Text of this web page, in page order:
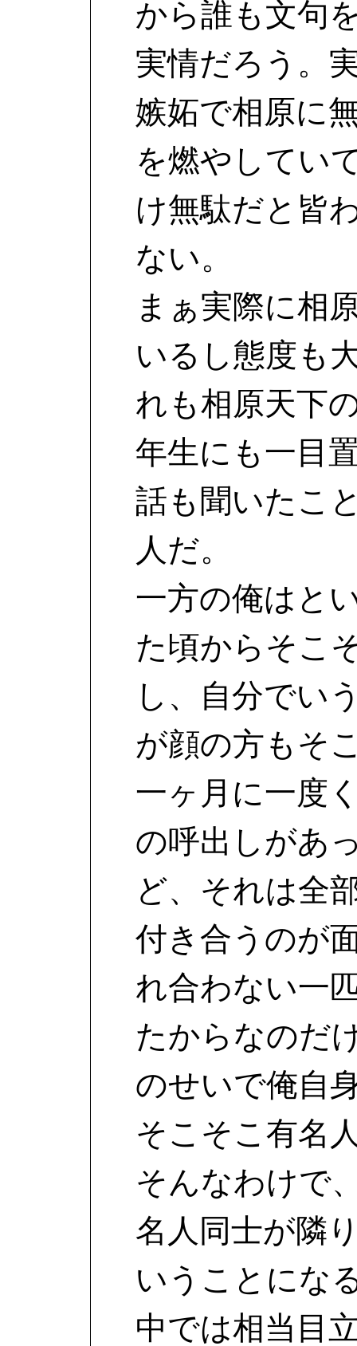
から誰も文句
実情だろう。
嫉妬で相原に
を燃やしてい
け無駄だと皆
ない。
まぁ実際に相
いるし態度も
れも相原天下
年生にも一目
話も聞いたこ
人だ。
一方の俺はと
た頃からそこ
し、自分でい
が顔の方もそ
一ヶ月に一度
の呼出しがあ
ど、それは全
付き合うのが
れ合わない一
たからなのだ
のせいで俺自
そこそこ有名
そんなわけで
名人同士が隣
いうことにな
中では相当目